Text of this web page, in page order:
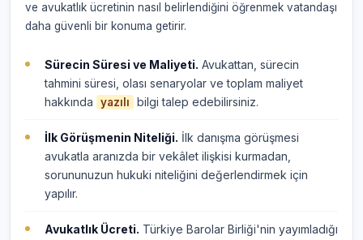
ve avukatlık ücretinin nasıl belirlendiğini öğrenmek vatandaşı
daha güvenli bir konuma getirir.
Sürecin Süresi ve Maliyeti. Avukattan, sürecin
tahmini süresi, olası senaryolar ve toplam maliyet
hakkında
yazılı bilgi talep edebilirsiniz.
İlk Görüşmenin Niteliği. İlk danışma görüşmesi
avukatla aranızda bir vekâlet ilişkisi kurmadan,
sorununuzun hukuki niteliğini değerlendirmek için
yapılır.
Avukatlık Ücreti. Türkiye Barolar Birliği'nin yayımladığı